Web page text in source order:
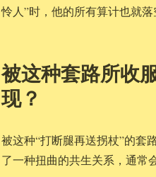
怜人”时，他的所有算计也就落
被这种套路所收
现？
被这种“打断腿再送拐杖”的套
了一种扭曲的共生关系，通常